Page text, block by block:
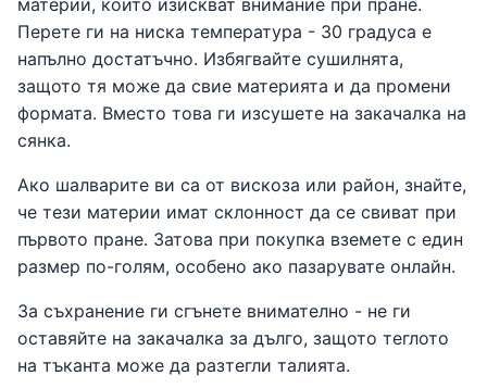
Перете ги на ниска температура - 30 градуса е
напълно достатъчно. Избягвайте сушилнята,
защото тя може да свие материята и да промени
формата. Вместо това ги изсушете на закачалка на
сянка.
Ако шалварите ви са от вискоза или район, знайте,
че тези материи имат склонност да се свиват при
първото пране. Затова при покупка вземете с един
размер по-голям, особено ако пазарувате онлайн.
За съхранение ги сгънете внимателно - не ги
оставяйте на закачалка за дълго, защото теглото
на тъканта може да разтегли талията.